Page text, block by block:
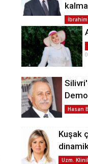
Hasan
Kuşak
Uzm.